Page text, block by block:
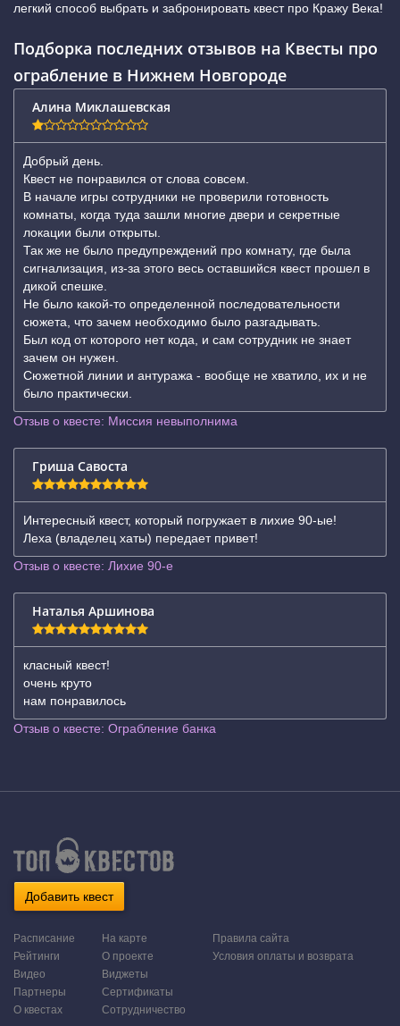
легкий способ выбрать и забронировать квест про Кражу Века!
Подборка последних отзывов на Квесты про
ограбление в Нижнем Новгороде
Алина Миклашевская
Добрый день.
Квест не понравился от слова совсем.
В начале игры сотрудники не проверили готовность
комнаты, когда туда зашли многие двери и секретные
локации были открыты.
Так же не было предупреждений про комнату, где была
сигнализация, из-за этого весь оставшийся квест прошел в
дикой спешке.
Не было какой-то определенной последовательности
сюжета, что зачем необходимо было разгадывать.
Был код от которого нет кода, и сам сотрудник не знает
зачем он нужен.
Сюжетной линии и антуража - вообще не хватило, их и не
было практически.
Отзыв о квесте: Миссия невыполнима
Гриша Савоста
Интересный квест, который погружает в лихие 90-ые!
Леха (владелец хаты) передает привет!
Отзыв о квесте: Лихие 90-е
Наталья Аршинова
класный квест!
очень круто
нам понравилось
Отзыв о квесте: Ограбление банка
Добавить квест
Расписание
Рейтинги
Видео
Партнеры
О квестах
На карте
О проекте
Виджеты
Сертификаты
Сотрудничество
Правила сайта
Условия оплаты и возврата